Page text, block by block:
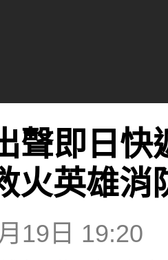
聲即日
火英雄消
19日 19:20